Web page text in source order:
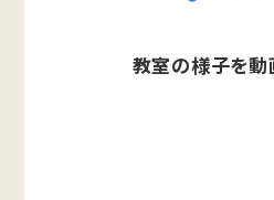
教室の様子を